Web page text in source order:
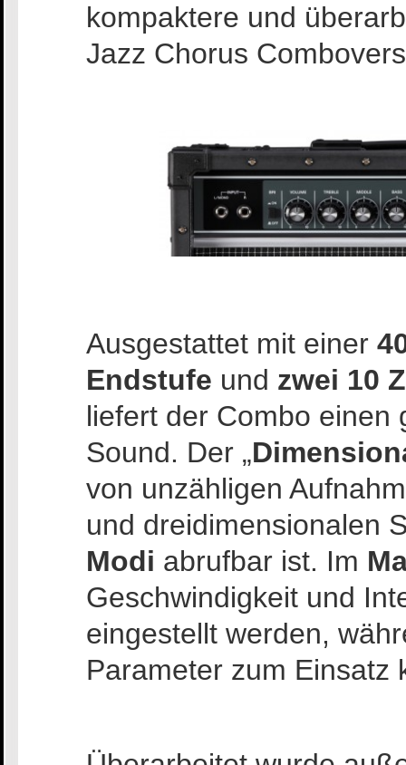
kompaktere und
Jazz Chorus
Ausgestattet mit einer
Endstufe und zwei 10
liefert der Combo einen
Sound. Der „
von unzähligen
und dreidimensionalen
Modi abrufbar ist. Im
Geschwindigkeit und
eingestellt werden,
Parameter zum Einsatz